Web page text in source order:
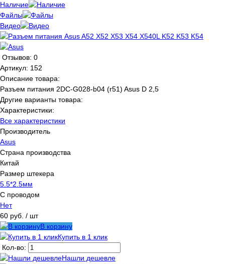
Наличие
Файлы
Видео
Отзывов: 0
Артикул: 152
Описание товара:
Разъем питания 2DC-G028-b04 (r51) Asus D 2,5
Другие варианты товара:
Характеристики:
Все характеристики
Производитель
Asus
Страна производства
Китай
Размер штекера
5.5*2.5мм
С проводом
Нет
60 руб. / шт
В корзину
Купить в 1 клик
Кол-во:
Нашли дешевле